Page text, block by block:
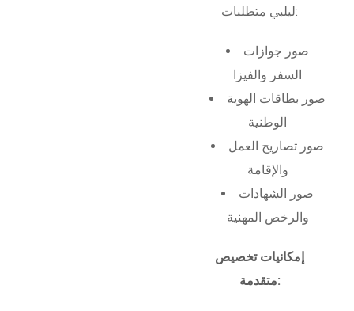
ليلبي متطلبات:
صور جوازات
السفر والفيزا
صور بطاقات الهوية
الوطنية
صور تصاريح العمل
والإقامة
صور الشهادات
والرخص المهنية
إمكانيات تخصيص
متقدمة: